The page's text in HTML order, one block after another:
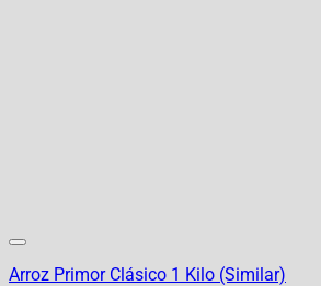
Arroz Primor Clásico 1 Kilo (Similar)